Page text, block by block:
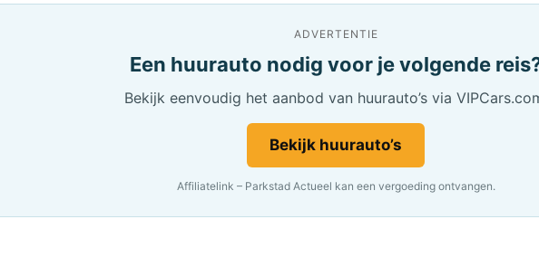
ADVERTENTIE
Een huurauto nodig voor je volgende
Bekijk eenvoudig het aanbod van huurauto’s via
Bekijk huurauto’s
Affiliatelink – Parkstad Actueel kan een vergoeding ontvangen.